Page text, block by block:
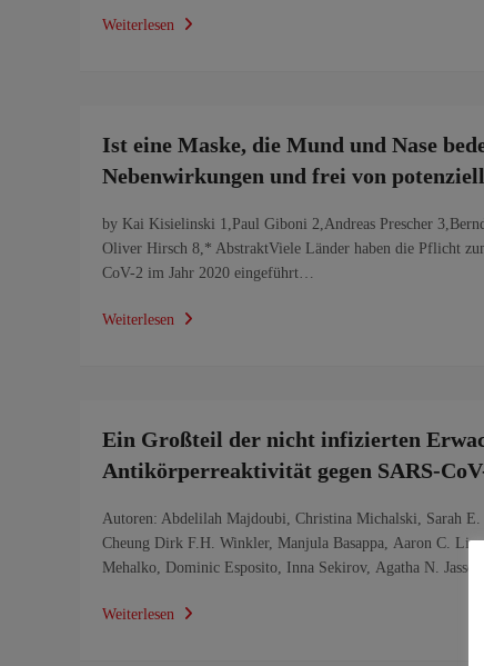
Weiterlesen
Ist eine Maske, die Mund und Nase
Nebenwirkungen und frei von
by Kai Kisielinski 1,Paul Giboni 2,Andreas Prescher
Oliver Hirsch 8,* AbstraktViele Länder haben die Pflicht
CoV-2 im Jahr 2020 eingeführt…
Weiterlesen
Ein Großteil der nicht infizierten
Antikörperreaktivität gegen SARS-
Autoren: Abdelilah Majdoubi, Christina Michalski, Sarah E.
Cheung Dirk F.H. Winkler, Manjula Basappa, Aaron C.
Mehalko, Dominic Esposito, Inna Sekirov, Agatha N.
Weiterlesen